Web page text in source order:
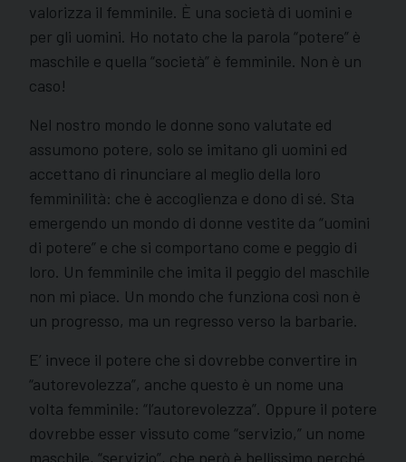
valorizza il femminile. È una società di uomini e
per gli uomini. Ho notato che la parola “potere” è
maschile e quella “società” è femminile. Non è un
caso!
Nel nostro mondo le donne sono valutate ed
assumono potere, solo se imitano gli uomini ed
accettano di rinunciare al meglio della loro
femminilità: che è accoglienza e dono di sé. Sta
emergendo un mondo di donne vestite da “uomini
di potere” e che si comportano come e peggio di
loro. Un femminile che imita il peggio del maschile
non mi piace. Un mondo che funziona così non è
un progresso, ma un regresso verso la barbarie.
E’ invece il potere che si dovrebbe convertire in
“autorevolezza”, anche questo è un nome una
volta femminile: “l’autorevolezza”. Oppure il potere
dovrebbe esser vissuto come “servizio,” un nome
maschile, “servizio”, che però è bellissimo perché